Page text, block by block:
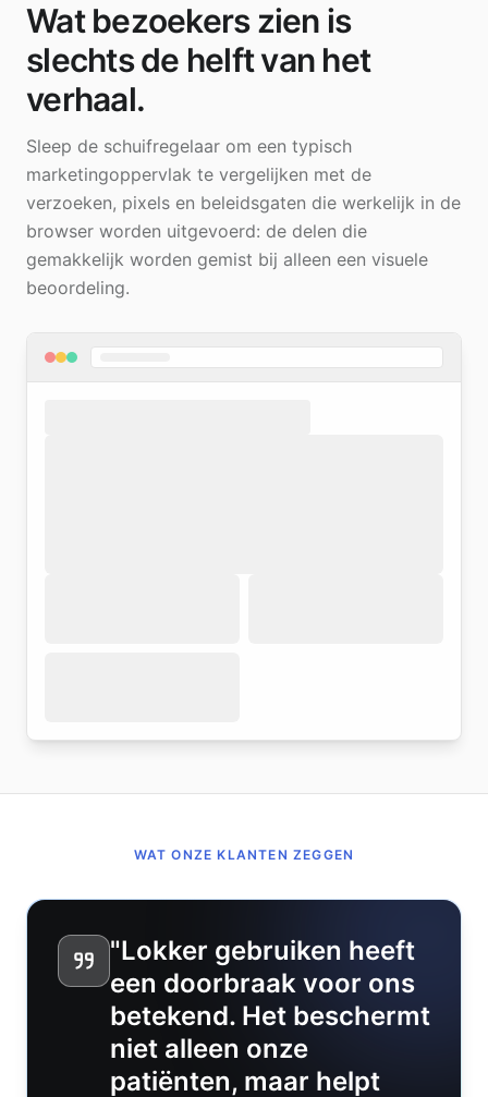
Wat bezoekers zien is
slechts de helft van het
verhaal.
Sleep de schuifregelaar om een typisch
marketingoppervlak te vergelijken met de
verzoeken, pixels en beleidsgaten die werkelijk in de
browser worden uitgevoerd: de delen die
gemakkelijk worden gemist bij alleen een visuele
beoordeling.
WAT ONZE KLANTEN ZEGGEN
"Lokker gebruiken heeft
een doorbraak voor ons
betekend. Het beschermt
niet alleen onze
patiënten, maar helpt